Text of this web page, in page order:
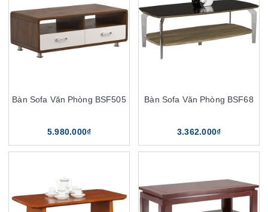
Bàn Sofa Văn Phòng BSF505
5.980.000₫
Bàn Sofa Văn Phòng BSF68
3.362.000₫